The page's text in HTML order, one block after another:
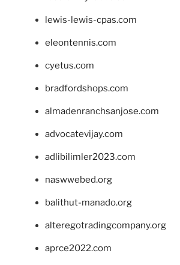
lewis-lewis-cpas.com
eleontennis.com
cyetus.com
bradfordshops.com
almadenranchsanjose.com
advocatevijay.com
adlibilimler2023.com
naswwebed.org
balithut-manado.org
alteregotradingcompany.org
aprce2022.com